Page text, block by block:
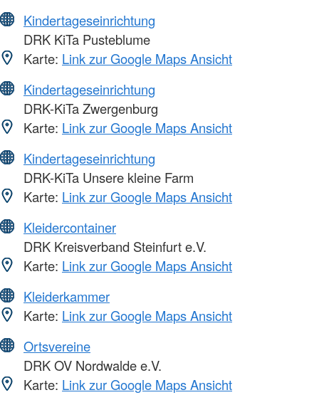
Kindertageseinrichtung
DRK KiTa Pusteblume
Karte: Link zur Google Maps Ansicht
Kindertageseinrichtung
DRK-KiTa Zwergenburg
Karte: Link zur Google Maps Ansicht
Kindertageseinrichtung
DRK-KiTa Unsere kleine Farm
Karte: Link zur Google Maps Ansicht
Kleidercontainer
DRK Kreisverband Steinfurt e.V.
Karte: Link zur Google Maps Ansicht
Kleiderkammer
Karte: Link zur Google Maps Ansicht
Ortsvereine
DRK OV Nordwalde e.V.
Karte: Link zur Google Maps Ansicht